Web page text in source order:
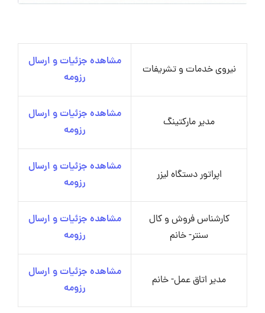
نیروی خدمات و تشریفات
مشاهده جزئیات و ارسال
رزومه
مدیر مارکتینگ
مشاهده جزئیات و ارسال
رزومه
اپراتور دستگاه لیزر
مشاهده جزئیات و ارسال
رزومه
کارشناس فروش و کال
سنتر- خانم
مشاهده جزئیات و ارسال
رزومه
مدیر اتاق عمل- خانم
مشاهده جزئیات و ارسال
رزومه